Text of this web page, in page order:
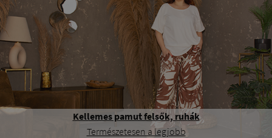
Kellemes pamut felsők, ruhák
Természetesen a legjobb